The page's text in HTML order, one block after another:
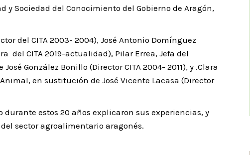
Sociedad del Conocimiento del Gobierno de Aragón,
del CITA 2003- 2004), José Antonio Domínguez
del CITA 2019-actualidad), Pilar Errea, Jefa del
González Bonillo (Director CITA 2004- 2011), y .Clara
en sustitución de José Vicente Lacasa (Director
estos 20 años explicaron sus experiencias, y
sector agroalimentario aragonés.